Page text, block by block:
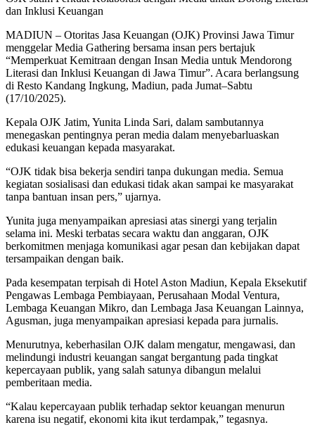
dan Inklusi Keuangan
MADIUN – Otoritas Jasa Keuangan (OJK) Provinsi Jawa Timur
menggelar Media Gathering bersama insan pers bertajuk
“Memperkuat Kemitraan dengan Insan Media untuk Mendorong
Literasi dan Inklusi Keuangan di Jawa Timur”. Acara berlangsung
di Resto Kandang Ingkung, Madiun, pada Jumat–Sabtu
(17/10/2025).
Kepala OJK Jatim, Yunita Linda Sari, dalam sambutannya
menegaskan pentingnya peran media dalam menyebarluaskan
edukasi keuangan kepada masyarakat.
“OJK tidak bisa bekerja sendiri tanpa dukungan media. Semua
kegiatan sosialisasi dan edukasi tidak akan sampai ke masyarakat
tanpa bantuan insan pers,” ujarnya.
Yunita juga menyampaikan apresiasi atas sinergi yang terjalin
selama ini. Meski terbatas secara waktu dan anggaran, OJK
berkomitmen menjaga komunikasi agar pesan dan kebijakan dapat
tersampaikan dengan baik.
Pada kesempatan terpisah di Hotel Aston Madiun, Kepala Eksekutif
Pengawas Lembaga Pembiayaan, Perusahaan Modal Ventura,
Lembaga Keuangan Mikro, dan Lembaga Jasa Keuangan Lainnya,
Agusman, juga menyampaikan apresiasi kepada para jurnalis.
Menurutnya, keberhasilan OJK dalam mengatur, mengawasi, dan
melindungi industri keuangan sangat bergantung pada tingkat
kepercayaan publik, yang salah satunya dibangun melalui
pemberitaan media.
“Kalau kepercayaan publik terhadap sektor keuangan menurun
karena isu negatif, ekonomi kita ikut terdampak,” tegasnya.